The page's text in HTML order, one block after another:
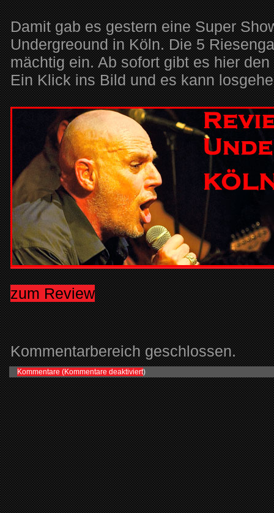
Damit gab es gestern eine Super
Undergreound in Köln. Die 5
mächtig ein. Ab sofort gibt es hier
Ein Klick ins Bild und es kann
zum Review
Kommentarbereich geschlossen.
Kommentare (Kommentare deaktiviert)